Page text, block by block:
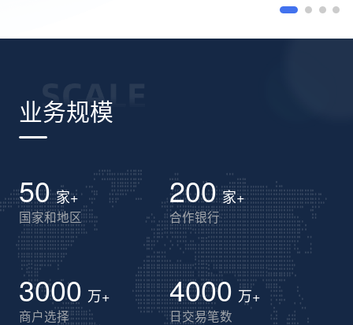
业务规模
50 家+
国家和地区
200 家+
合作银行
3000 万+
商户选择
4000 万+
日交易笔数